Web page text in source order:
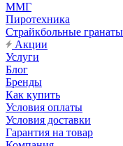
ММГ
Пиротехника
Страйкбольные гранаты
Акции
Услуги
Блог
Бренды
Как купить
Условия оплаты
Условия доставки
Гарантия на товар